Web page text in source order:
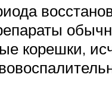
корешки,